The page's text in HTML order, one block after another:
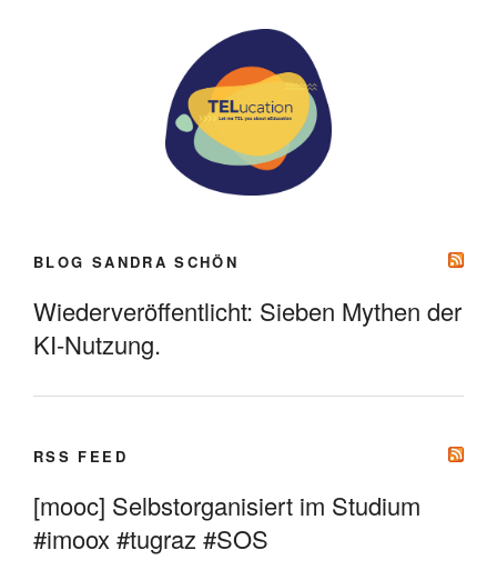
BLOG SANDRA SCHÖN
Wiederveröffentlicht: Sieben Mythen der
KI-Nutzung.
RSS FEED
[mooc] Selbstorganisiert im Studium
#imoox #tugraz #SOS